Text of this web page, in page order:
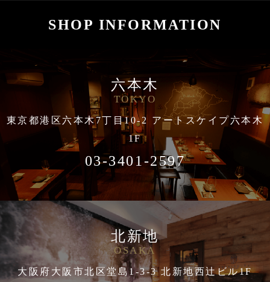
SHOP INFORMATION
六本木
TOKYO
東京都港区六本木7丁目10-2 アートスケイプ六本木
1F
03-3401-2597
北新地
OSAKA
大阪府大阪市北区堂島1-3-3 北新地西辻ビル1F